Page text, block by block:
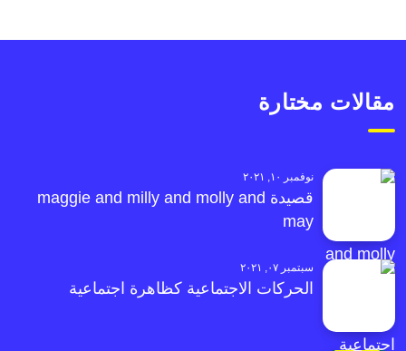
مقالات مختارة
نوفمبر ١٠, ٢٠٢١
قصيدة maggie and milly and molly and
may
سبتمبر ٠٧, ٢٠٢١
الحركات الاجتماعية كظاهرة اجتماعية